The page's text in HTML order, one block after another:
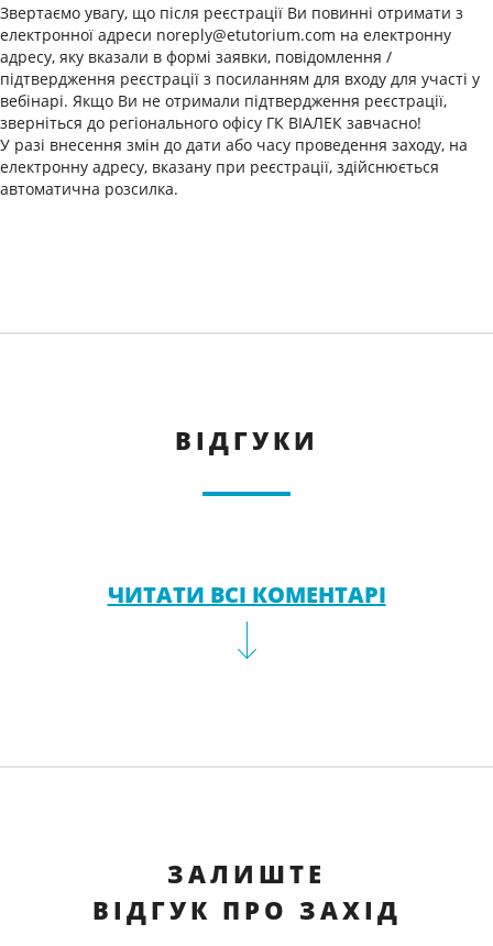
Звертаємо увагу, що після реєстрації Ви повинні отримати з
електронної адреси noreply@etutorium.com на електронну
адресу, яку вказали в формі заявки, повідомлення /
підтвердження реєстрації з посиланням для входу для участі у
вебінарі. Якщо Ви не отримали підтвердження реєстрації,
зверніться до регіонального офісу ГК ВІАЛЕК завчасно!
У разі внесення змін до дати або часу проведення заходу, на
електронну адресу, вказану при реєстрації, здійснюється
автоматична розсилка.
ВІДГУКИ
ЧИТАТИ ВСІ КОМЕНТАРІ
ЗАЛИШТЕ
ВІДГУК ПРО ЗАХІД